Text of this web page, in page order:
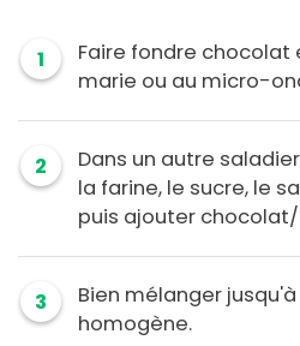
1
Faire fondre chocolat
marie ou au micro-
2
Dans un autre
la farine, le sucre, le
puis ajouter
3
Bien mélanger
homogène.